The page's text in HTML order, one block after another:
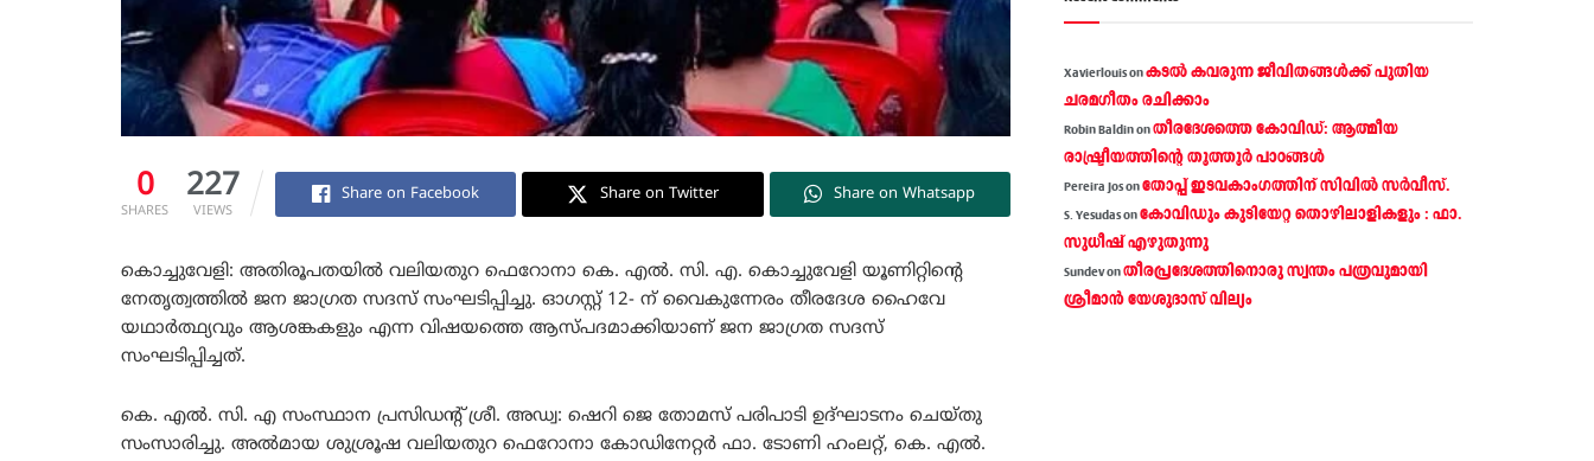
0
SHARES
227
VIEWS
Share on Facebook Share on Twitter Share on Whatsapp
കൊച്ചുവേളി: അതിരൂപതയിൽ വലിയതുറ ഫെറോനാ കെ. എൽ. സി. എ. കൊച്ചുവേളി യൂണിറ്റിന്റെ
നേതൃത്വത്തിൽ ജന ജാഗ്രത സദസ് സംഘടിപ്പിച്ചു. ഓഗസ്റ്റ് 12- ന് വൈകുന്നേരം തീരദേശ ഹൈവേ
യഥാർത്ഥ്യവും ആശങ്കകളും എന്ന വിഷയത്തെ ആസ്പദമാക്കിയാണ് ജന ജാഗ്രത സദസ്
സംഘടിപ്പിച്ചത്.
കെ. എൽ. സി. എ സംസ്ഥാന പ്രസിഡന്റ് ശ്രീ. അഡ്വ: ഷെറി ജെ തോമസ് പരിപാടി ഉദ്ഘാടനം ചെയ്തു
സംസാരിച്ചു. അൽമായ ശുശ്രൂഷ വലിയതുറ ഫെറോനാ കോഡിനേറ്റർ ഫാ. ടോണി ഹംലറ്റ്, കെ. എൽ.
Xavierlouisonകടല്‍ കവരുന്ന ജീവിതങ്ങള്‍ക്ക് പുതിയ
ചരമഗീതം രചിക്കാം
Robin Baldinonതീരദേശത്തെ കോവിഡ്: ആത്മീയ
രാഷ്ട്രീയത്തിന്റെ തൂത്തൂര്‍ പാഠങ്ങൾ
Pereira Josonതോപ്പ് ഇടവകാംഗത്തിന് സിവിൽ സർവീസ്.
S. Yesudasonകോവിഡും കുടിയേറ്റ തൊഴിലാളികളും : ഫാ.
സുധീഷ് എഴുതുന്നു
Sundevonതീരപ്രദേശത്തിനൊരു സ്വന്തം പത്രവുമായി
ശ്രീമാന്‍ യേശുദാസ് വില്യം